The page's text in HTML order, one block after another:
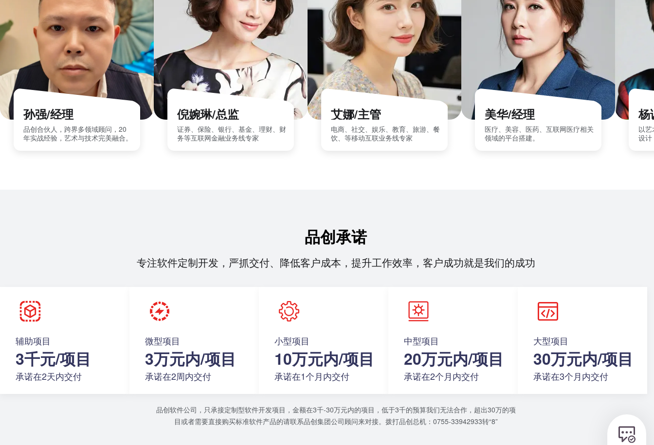
孙强/经理
品创合伙人，跨界多领域顾问，20
年实战经验，艺术与技术完美融合。
倪婉琳/总监
证券、保险、银行、基金、理财、财
务等互联网金融业务线专家
艾娜/主管
电商、社交、娱乐、教育、旅游、餐
饮、等移动互联业务线专家
美华/经理
医疗、美容、医药、互联网医疗相关
领域的平台搭建。
杨
以
设计
品创承诺
专注软件定制开发，严抓交付、降低客户成本，提升工作效率，客户成功就是我们的成功
辅助项目
3千元/项目
承诺在2天内交付
微型项目
3万元内/项目
承诺在2周内交付
小型项目
10万元内/项目
承诺在1个月内交付
中型项目
20万元内/项目
承诺在2个月内交付
大型项目
30万元内/项目
承诺在3个月内交付
品创软件公司，只承接定制型软件开发项目，金额在3千-30万元内的项目，低于3千的预算我们无法合作，超出30万的项
目或者需要直接购买标准软件产品的请联系品创集团公司顾问来对接。拨打品创总机：0755-33942933转“8”